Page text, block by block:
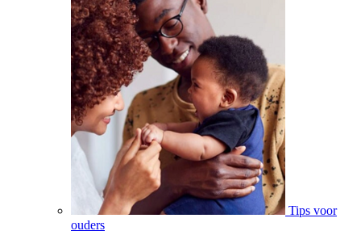
Tips voor
ouders